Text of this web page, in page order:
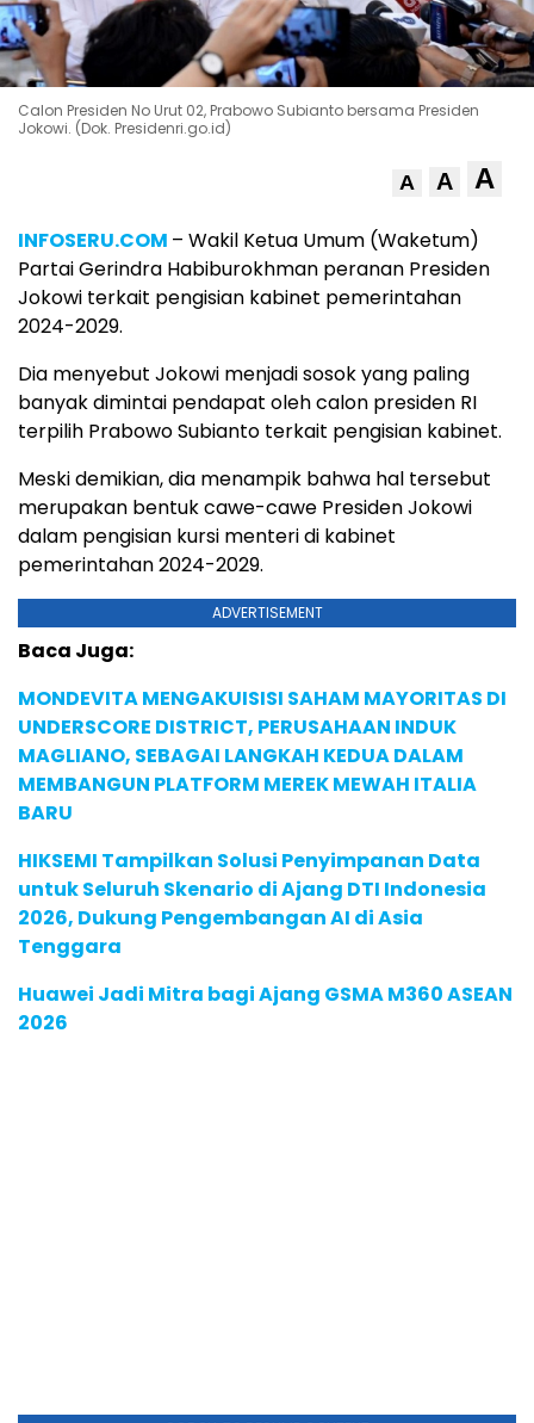
Calon Presiden No Urut 02, Prabowo Subianto bersama Presiden
Jokowi. (Dok. Presidenri.go.id)
A A A
INFOSERU.COM – Wakil Ketua Umum (Waketum)
Partai Gerindra Habiburokhman peranan Presiden
Jokowi terkait pengisian kabinet pemerintahan
2024-2029.
Dia menyebut Jokowi menjadi sosok yang paling
banyak dimintai pendapat oleh calon presiden RI
terpilih Prabowo Subianto terkait pengisian kabinet.
Meski demikian, dia menampik bahwa hal tersebut
merupakan bentuk cawe-cawe Presiden Jokowi
dalam pengisian kursi menteri di kabinet
pemerintahan 2024-2029.
ADVERTISEMENT
Baca Juga:
MONDEVITA MENGAKUISISI SAHAM MAYORITAS DI
UNDERSCORE DISTRICT, PERUSAHAAN INDUK
MAGLIANO, SEBAGAI LANGKAH KEDUA DALAM
MEMBANGUN PLATFORM MEREK MEWAH ITALIA
BARU
HIKSEMI Tampilkan Solusi Penyimpanan Data
untuk Seluruh Skenario di Ajang DTI Indonesia
2026, Dukung Pengembangan AI di Asia
Tenggara
Huawei Jadi Mitra bagi Ajang GSMA M360 ASEAN
2026